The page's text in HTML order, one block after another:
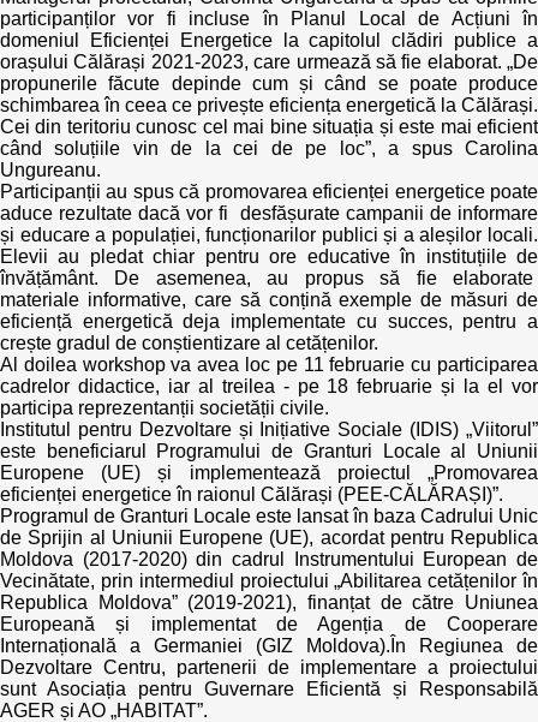
EU-STRAT bulletin
Transparency of state – owned enterprises
The best and the worst local policies in Moldova
Democracy, independence and transparency of key
public institutions in Moldova
Integrity of public procurement in Moldova
Public procurement
participanților vor fi incluse în Planul Local de Acțiuni în
domeniul Eficienței Energetice la capitolul clădiri publice a
orașului Călărași 2021-2023, care urmează să fie elaborat. „De
propunerile făcute depinde cum și când se poate produce
schimbarea în ceea ce privește eficiența energetică la Călărași.
Cei din teritoriu cunosc cel mai bine situația și este mai eficient
când soluțiile vin de la cei de pe loc”, a spus Carolina
Ungureanu.
Participanții au spus că promovarea eficienței energetice poate
aduce rezultate dacă vor fi desfășurate campanii de informare
și educare a populației, funcționarilor publici și a aleșilor locali.
Elevii au pledat chiar pentru ore educative în instituțiile de
învățământ. De asemenea, au propus să fie elaborate
materiale informative, care să conțină exemple de măsuri de
eficiență energetică deja implementate cu succes, pentru a
crește gradul de conștientizare al cetățenilor.
Al doilea workshop va avea loc pe 11 februarie cu participarea
cadrelor didactice, iar al treilea - pe 18 februarie și la el vor
participa reprezentanții societății civile.
Institutul pentru Dezvoltare și Inițiative Sociale (IDIS) „Viitorul”
este beneficiarul Programului de Granturi Locale al Uniunii
Europene (UE) și implementează proiectul „Promovarea
eficienței energetice în raionul Călărași (PEE-CĂLĂRAȘI)”.
Programul de Granturi Locale este lansat în baza Cadrului Unic
de Sprijin al Uniunii Europene (UE), acordat pentru Republica
Moldova (2017-2020) din cadrul Instrumentului European de
Vecinătate, prin intermediul proiectului „Abilitarea cetățenilor în
Republica Moldova” (2019-2021), finanțat de către Uniunea
Europeană și implementat de Agenția de Cooperare
Internațională a Germaniei (GIZ Moldova).În Regiunea de
Dezvoltare Centru, partenerii de implementare a proiectului
sunt Asociația pentru Guvernare Eficientă și Responsabilă
AGER și AO „HABITAT”.